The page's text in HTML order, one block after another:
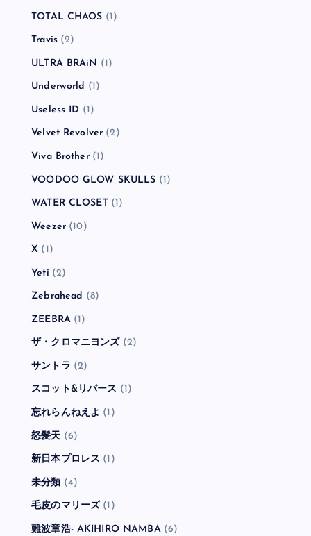
TOTAL CHAOS (1)
Travis(2)
ULTRA BRAiN (1)
Underworld (1)
Useless ID (1)
Velvet Revolver (2)
Viva Brother(1)
VOODOO GLOW SKULLS (1)
WATER CLOSET(1)
Weezer(10)
X (1)
Yeti (2)
Zebrahead (8)
ZEEBRA(1)
ザ・クロマニヨンズ (2)
サントラ (2)
スコット&リバース (1)
忘れらんねえよ (1)
怒髪天 (6)
新日本プロレス (1)
未分類 (4)
毛皮のマリーズ (1)
難波章浩- AKIHIRO NAMBA(6)